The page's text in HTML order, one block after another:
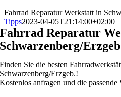
Fahrrad Reparatur Werkstatt in
Tipps2023-04-05T21:14:00+02:00
Fahrrad Reparatur
Schwarzenberg/
Finden Sie die besten
Schwarzenberg/Erzgeb.!
Kostenlos anfragen und die passende